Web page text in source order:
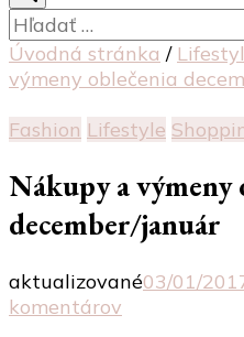
Hľadať:
Úvodná stránka /
výmeny oblečenia
Fashion Lifestyle
Nákupy a výmeny
december/január
aktualizované03/01/
komentárov